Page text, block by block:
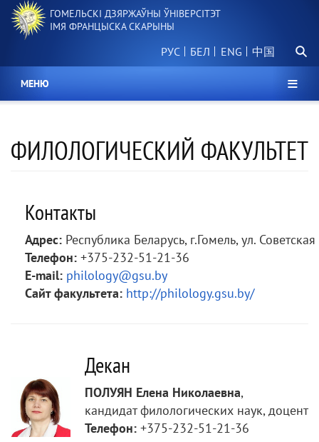
Перайсці
асноўнага
ГОМЕЛЬСКІ ДЗЯРЖАЎНЫ ЎНІВЕРСІТЭТ
ІМЯ ФРАНЦЫСКА СКАРЫНЫ
РУС БЕЛ 中国
МЕНЮ
ФИЛОЛОГИЧЕСКИЙ ФАКУЛЬТЕТ
Контакты
Адрес: Республика Беларусь, г.Гомель, ул.
Телефон: +375-232-51-21-36
E-mail: philology@gsu.by
Сайт факультета: http://philology.gsu.by/
Декан
ПОЛУЯН Елена Николаевна,
кандидат филологических наук, доцент
Телефон: +375-232-51-21-36